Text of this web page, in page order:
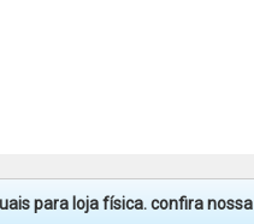
para loja física. confira nossa